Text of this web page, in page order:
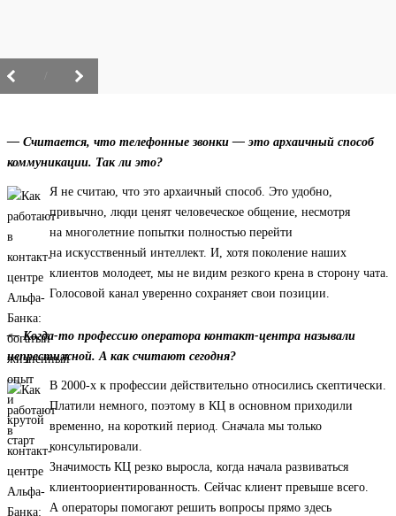
— Считается, что телефонные звонки — это архаичный способ
коммуникации. Так ли это?
Я не считаю, что это архаичный способ. Это удобно,
привычно, люди ценят человеческое общение, несмотря
на многолетние попытки полностью перейти
на искусственный интеллект. И, хотя поколение наших
клиентов молодеет, мы не видим резкого крена в сторону чата.
Голосовой канал уверенно сохраняет свои позиции.
— Когда-то профессию оператора контакт-центра называли
непрестижной. А как считают сегодня?
В 2000-х к профессии действительно относились скептически.
Платили немного, поэтому в КЦ в основном приходили
временно, на короткий период. Сначала мы только
консультировали.
Значимость КЦ резко выросла, когда начала развиваться
клиентоориентированность. Сейчас клиент превыше всего.
А операторы помогают решить вопросы прямо здесь